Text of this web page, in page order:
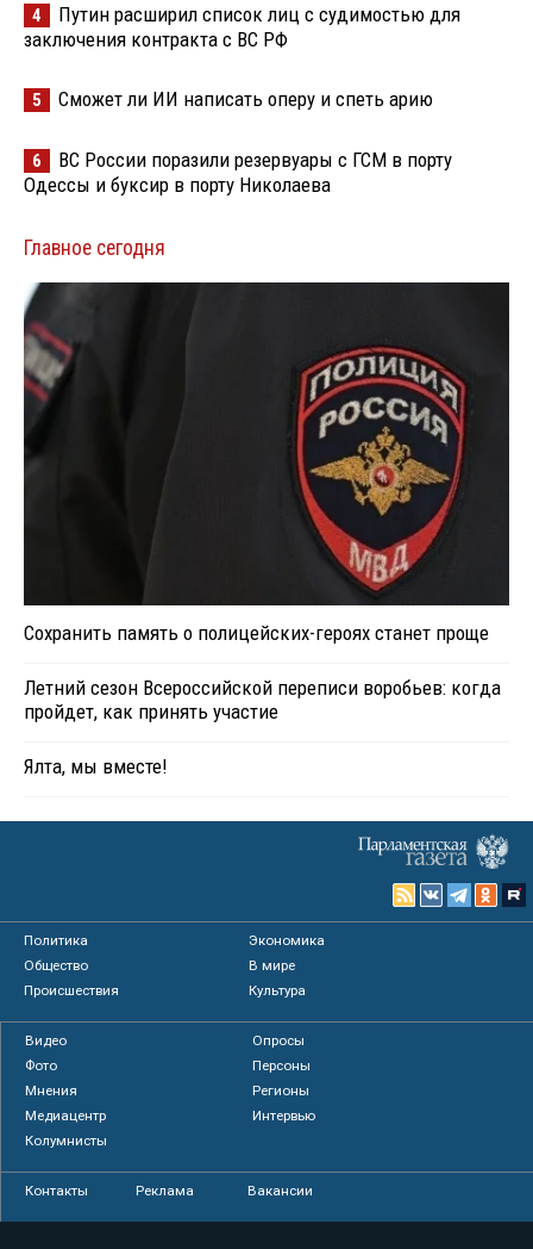
4
Путин расширил список лиц с судимостью для
заключения контракта с ВС РФ
5 Сможет ли ИИ написать оперу и спеть арию
6
ВС России поразили резервуары с ГСМ в порту
Одессы и буксир в порту Николаева
Главное сегодня
Сохранить память о полицейских-героях станет проще
Летний сезон Всероссийской переписи воробьев: когда
пройдет, как принять участие
Ялта, мы вместе!
Политика
Экономика
Общество
В мире
Происшествия
Культура
Видео
Опросы
Фото
Персоны
Мнения
Регионы
Медиацентр
Интервью
Колумнисты
Контакты Реклама Вакансии